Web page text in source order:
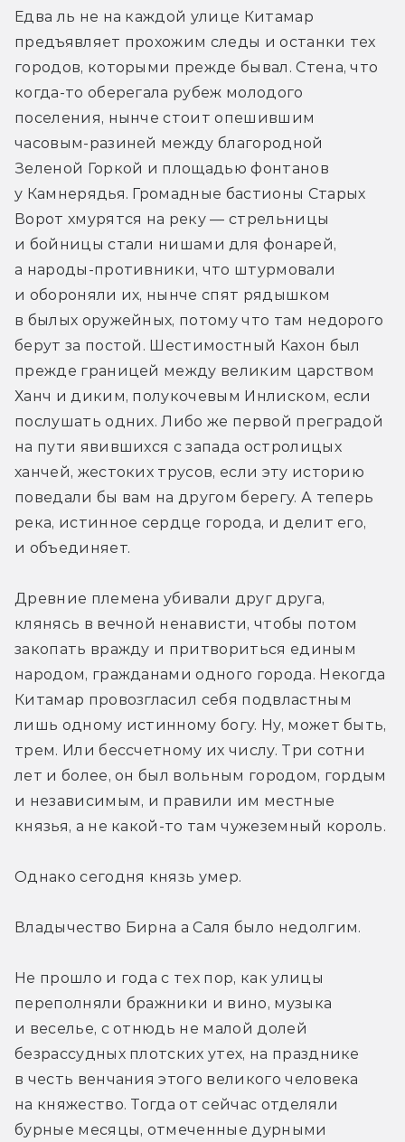
Едва ль не на каждой улице Китамар
предъявляет прохожим следы и останки тех
городов, которыми прежде бывал. Стена, что
когда-то оберегала рубеж молодого
поселения, нынче стоит опешившим
часовым-разиней между благородной
Зеленой Горкой и площадью фонтанов
у Камнерядья. Громадные бастионы Старых
Ворот хмурятся на реку — стрельницы
и бойницы стали нишами для фонарей,
а народы-противники, что штурмовали
и обороняли их, нынче спят рядышком
в былых оружейных, потому что там недорого
берут за постой. Шестимостный Кахон был
прежде границей между великим царством
Ханч и диким, полукочевым Инлиском, если
послушать одних. Либо же первой преградой
на пути явившихся с запада остролицых
ханчей, жестоких трусов, если эту историю
поведали бы вам на другом берегу. А теперь
река, истинное сердце города, и делит его,
и объединяет.
Древние племена убивали друг друга,
клянясь в вечной ненависти, чтобы потом
закопать вражду и притвориться единым
народом, гражданами одного города. Некогда
Китамар провозгласил себя подвластным
лишь одному истинному богу. Ну, может быть,
трем. Или бессчетному их числу. Три сотни
лет и более, он был вольным городом, гордым
и независимым, и правили им местные
князья, а не какой-то там чужеземный король.
Однако сегодня князь умер.
Владычество Бирна а Саля было недолгим.
Не прошло и года с тех пор, как улицы
переполняли бражники и вино, музыка
и веселье, с отнюдь не малой долей
безрассудных плотских утех, на празднике
в честь венчания этого великого человека
на княжество. Тогда от сейчас отделяли
бурные месяцы, отмеченные дурными